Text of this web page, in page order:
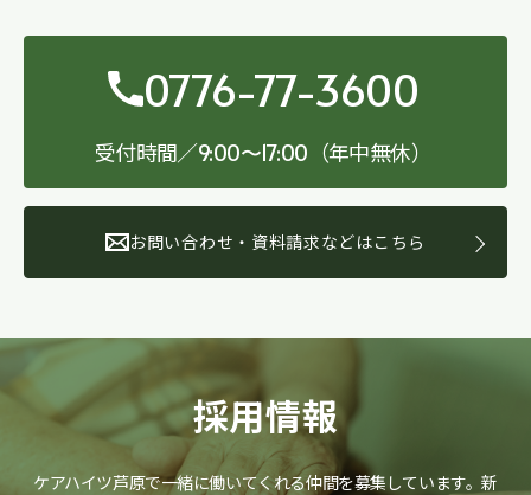
0776-77-3600
受付時間／9:00〜17:00 （年中無休）
お問い合わせ・資料請求などはこちら
採用情報
ケアハイツ芦原で一緒に働いてくれる仲間を募集しています。新